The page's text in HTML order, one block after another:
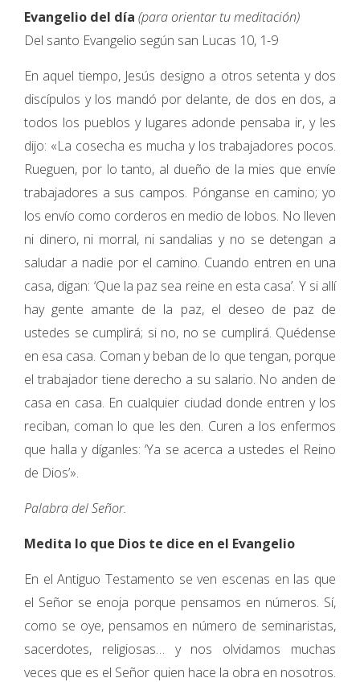
Evangelio del día (para orientar tu meditación)
Del santo Evangelio según san Lucas 10, 1-9
En aquel tiempo, Jesús designo a otros setenta y dos
discípulos y los mandó por delante, de dos en dos, a
todos los pueblos y lugares adonde pensaba ir, y les
dijo: «La cosecha es mucha y los trabajadores pocos.
Rueguen, por lo tanto, al dueño de la mies que envíe
trabajadores a sus campos. Pónganse en camino; yo
los envío como corderos en medio de lobos. No lleven
ni dinero, ni morral, ni sandalias y no se detengan a
saludar a nadie por el camino. Cuando entren en una
casa, digan: ‘Que la paz sea reine en esta casa’. Y si allí
hay gente amante de la paz, el deseo de paz de
ustedes se cumplirá; si no, no se cumplirá. Quédense
en esa casa. Coman y beban de lo que tengan, porque
el trabajador tiene derecho a su salario. No anden de
casa en casa. En cualquier ciudad donde entren y los
reciban, coman lo que les den. Curen a los enfermos
que halla y díganles: ‘Ya se acerca a ustedes el Reino
de Dios’».
Palabra del Señor.
Medita lo que Dios te dice en el Evangelio
En el Antiguo Testamento se ven escenas en las que
el Señor se enoja porque pensamos en números. Sí,
como se oye, pensamos en número de seminaristas,
sacerdotes, religiosas… y nos olvidamos muchas
veces que es el Señor quien hace la obra en nosotros.